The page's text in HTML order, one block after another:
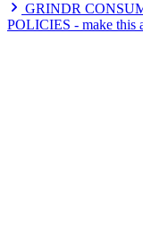
GRINDR
POLICIES - make this